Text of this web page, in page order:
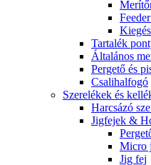
Tartalék
Általános
Pergető és
Csalihalfogó
Szerelékek és
Harcsázó
Jigfejek &
Micro
Jig fej